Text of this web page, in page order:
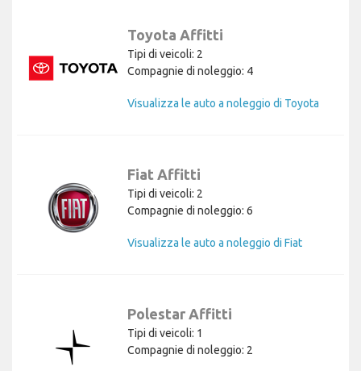
Toyota Affitti
Tipi di veicoli: 2
Compagnie di noleggio: 4
Visualizza le auto a noleggio di Toyota
Fiat Affitti
Tipi di veicoli: 2
Compagnie di noleggio: 6
Visualizza le auto a noleggio di Fiat
Polestar Affitti
Tipi di veicoli: 1
Compagnie di noleggio: 2